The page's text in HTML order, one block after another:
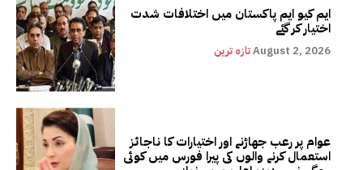
ایم کیو ایم پاکستان میں اختلافات شدت
اختیار کر گئے
تازہ ترینAugust 2, 2026
عوام پر رعب جھاڑنے اور اختیارات کا ناجائز
استعمال کرنے والوں کی پیرا فورس میں کوئی